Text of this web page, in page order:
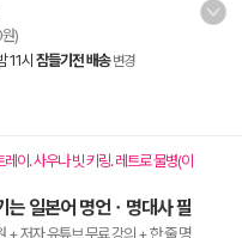
)
11시 잠들기전 배송 변경
이. 사우나 빗 키링. 레트로 물병(이
는 일본어 명언ㆍ명대사 필
+ 저자 유튜브 무료 강의 + 한 줄 명